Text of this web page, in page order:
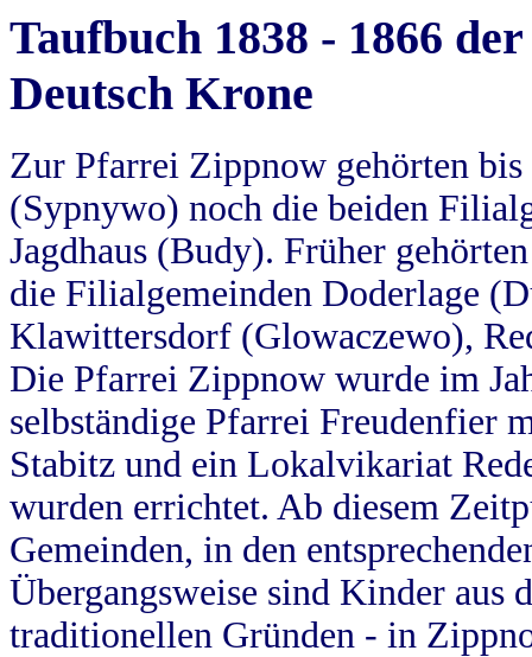
Taufbuch 1838 - 1866
Deutsch Krone
Zur Pfarrei Zippnow gehörten
(Sypnywo) noch die beiden
Jagdhaus (Budy). Früher
die Filialgemeinden Doderlage
Klawittersdorf (Glowaczewo),
Die Pfarrei Zippnow wurde im
selbständige Pfarrei Freudenfier
Stabitz und ein Lokalvikariat
wurden errichtet. Ab diesem
Gemeinden, in den
Übergangsweise sind Kinder aus
traditionellen Gründen - in